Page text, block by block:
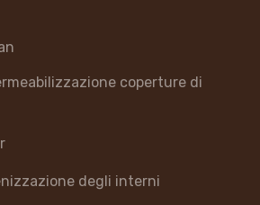
coperture di
degli interni